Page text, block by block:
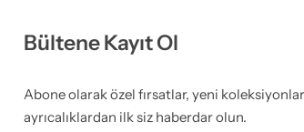
Bültene Kayıt Ol
Abone olarak özel fırsatlar, yeni
ayrıcalıklardan ilk siz haberdar olun.